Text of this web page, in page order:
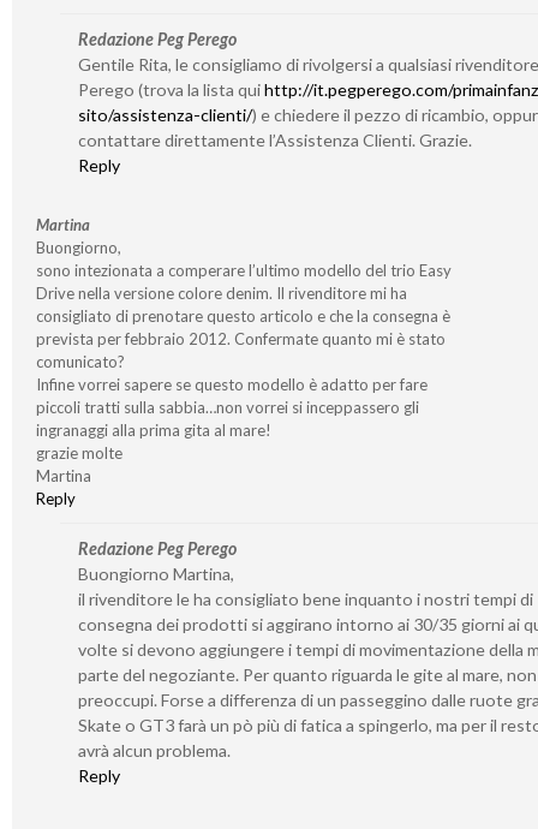
Redazione Peg Perego
Gentile Rita, le consigliamo di rivolgersi a qualsiasi
Perego (trova la lista quihttp://it.pegperego.com/
sito/assistenza-clienti/) e chiedere il pezzo di ricambio,
contattare direttamente l’Assistenza Clienti. Grazie.
Reply
Martina
Buongiorno,
sono intezionata a comperare l’ultimo modello del trio Easy
Drive nella versione colore denim. Il rivenditore mi ha
consigliato di prenotare questo articolo e che la consegna è
prevista per febbraio 2012. Confermate quanto mi è stato
comunicato?
Infine vorrei sapere se questo modello è adatto per fare
piccoli tratti sulla sabbia…non vorrei si inceppassero gli
ingranaggi alla prima gita al mare!
grazie molte
Martina
Reply
Redazione Peg Perego
Buongiorno Martina,
il rivenditore le ha consigliato bene inquanto i nostri tempi di
consegna dei prodotti si aggirano intorno ai 30/35 giorni ai
volte si devono aggiungere i tempi di movimentazione della
parte del negoziante. Per quanto riguarda le gite al mare,
preoccupi. Forse a differenza di un passeggino dalle ruote
Skate o GT3 farà un pò più di fatica a spingerlo, ma per il
avrà alcun problema.
Reply